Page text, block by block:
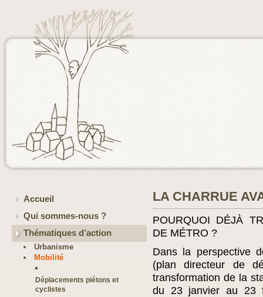
Accueil
Qui sommes-nous ?
Thématiques d’action
Urbanisme
Mobilité
Déplacements piétons et
cyclistes
LA CHARRUE
POURQUOI DÉJÀ
DE MÉTRO ?
Dans la perspective
(plan directeur de
transformation de la
du 23 janvier au 23